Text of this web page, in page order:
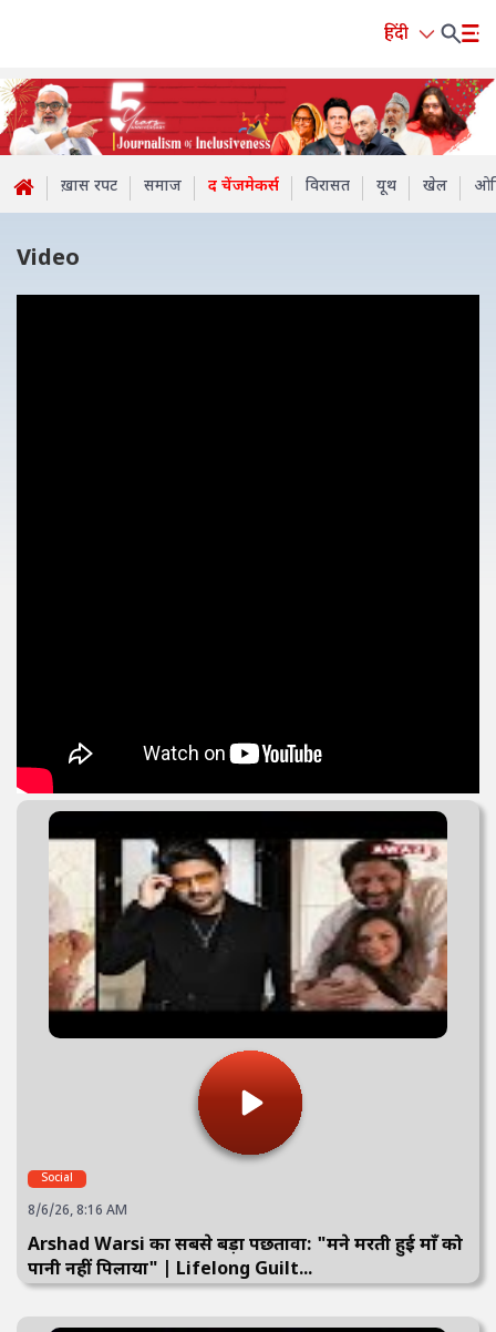
हिंदी
ख़ास रपट समाज द चेंजमेकर्स विरासत यूथ खेल
Video
Social
8/6/26, 8:16 AM
Arshad Warsi का सबसे बड़ा पछतावा: "मैंने मरती हुई माँ को
पानी नहीं पिलाया" | Lifelong Guilt...